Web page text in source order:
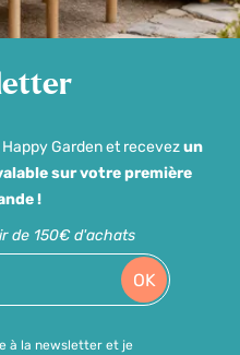
Garden et recevezun
sur votre première
!
de 150€ d'achats
OK
à la newsletter et je